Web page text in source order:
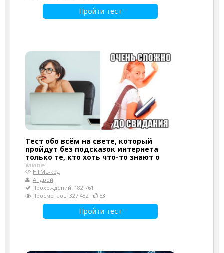
Пройти тест
Тест обо всём на свете, который
пройдут без подсказок интернета
только те, кто хоть что-то знают о
мире
HTML-код
Андрей
Прохождений: 182 761
Просмотров: 327 482
53
Пройти тест